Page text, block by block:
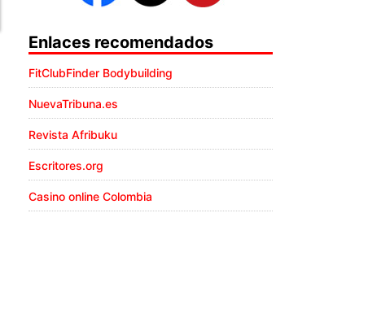
Enlaces recomendados
FitClubFinder Bodybuilding
NuevaTribuna.es
Revista Afribuku
Escritores.org
Casino online Colombia